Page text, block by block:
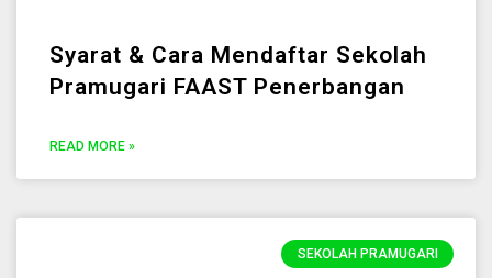
Syarat & Cara Mendaftar Sekolah
Pramugari FAAST Penerbangan
READ MORE »
SEKOLAH PRAMUGARI